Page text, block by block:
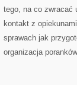
tego, na co zwracać
kontakt z
sprawach jak
organizacja